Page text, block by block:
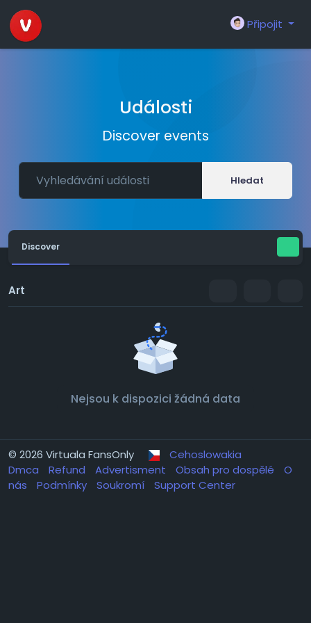
Připojit
Události
Discover events
Hledat
Discover
Art
Nejsou k dispozici žádná data
© 2026 Virtuala FansOnly
Cehoslowakia
Dmca
Refund Advertisment Obsah pro dospělé
O
nás
Podmínky Soukromí Support Center